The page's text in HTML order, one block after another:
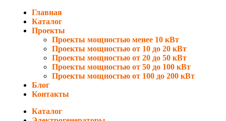
Главная
Каталог
Проекты
Проекты мощностью менее 10 кВт
Проекты мощностью от 10 до 20 кВт
Проекты мощностью от 20 до 50 кВт
Проекты мощностью от 50 до 100 кВт
Проекты мощностью от 100 до 200 кВт
Блог
Контакты
Каталог